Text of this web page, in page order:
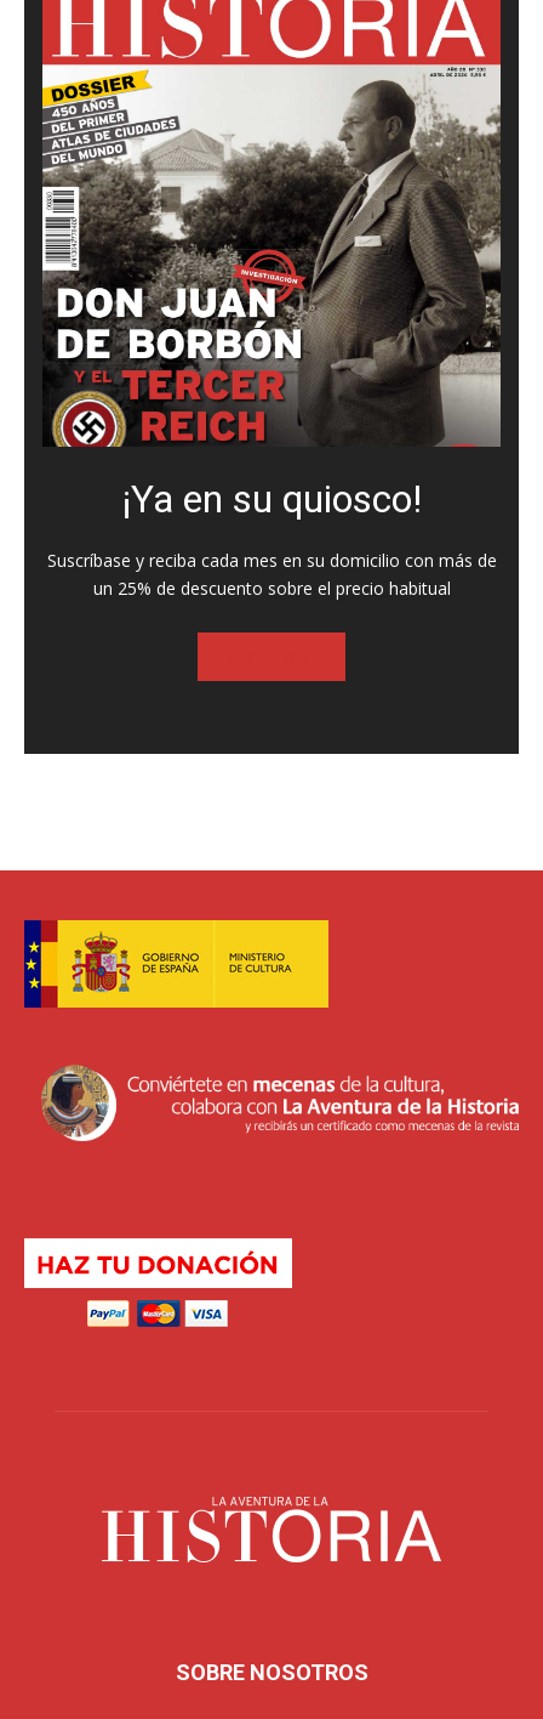
¡Ya en su quiosco!
Suscríbase y reciba cada mes en su domicilio con más de
un 25% de descuento sobre el precio habitual
SOBRE NOSOTROS